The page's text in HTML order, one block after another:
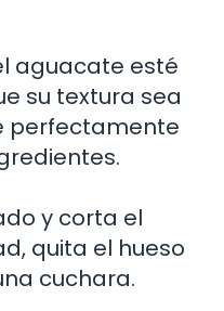
aguacate esté
su textura sea
perfectamente
y corta el
quita el hueso
cuchara.